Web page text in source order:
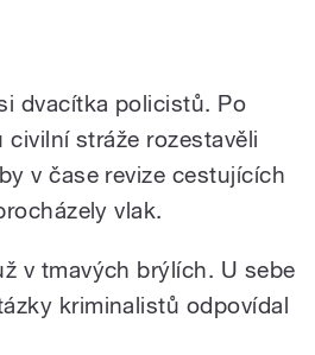
dvacítka policistů. Po
stráže rozestavěli
v čase revize cestujících
vlak.
v tmavých brýlích. U sebe
kriminalistů odpovídal